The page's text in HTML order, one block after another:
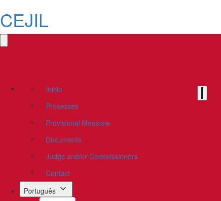
CEJIL
Inicio
Processes
Provisional Measure
Documents
Judge and/or Commissioners
Contact
Português